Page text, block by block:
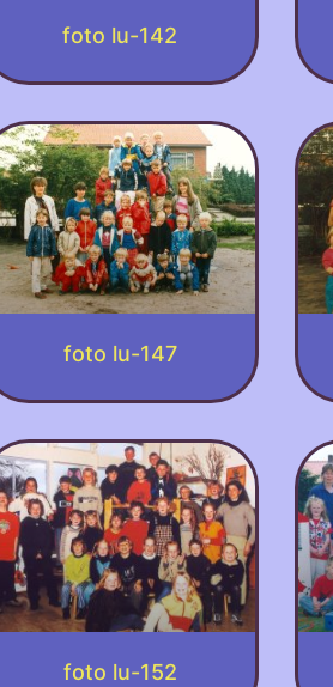
foto lu-142
foto lu-147
foto lu-152